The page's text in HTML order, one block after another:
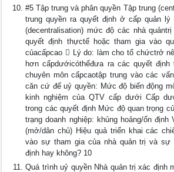
#5 Tập trung và phân quyền Tập trung
trung quyền ra quyết định ở cấp quản lý
(decentralisation) mức độ các nhà
quyết định thựctế hoặc tham gia vào
củacấpcao  Lý do: làm cho tổ chứctrở
hơn cấpdướicóthểđưa ra các quyết định
chuyên môn cấpcaotập trung vào các
căn cứ để uỷ quyền: Mức độ biến động
kinh nghiệm của QTV cấp dưới Cấp
trong các quyết định Mức độ quan trọng
trạng doanh nghiệp: khủng hoảng/ổn định
(mở/dân chủ) Hiệu quả triển khai các
vào sự tham gia của nhà quản trị và sự
định hay không? 10
Quá trình uỷ quyền Nhà quản trị xác định